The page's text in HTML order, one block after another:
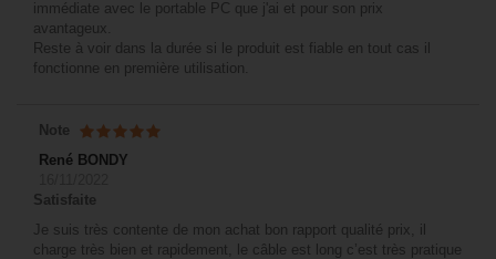
immédiate avec le portable PC que j'ai et pour son prix
avantageux.
Reste à voir dans la durée si le produit est fiable en tout cas il
fonctionne en première utilisation.
Note
René BONDY
Satisfaite
Je suis très contente de mon achat bon rapport qualité prix, il
charge très bien et rapidement, le câble est long c’est très pratique